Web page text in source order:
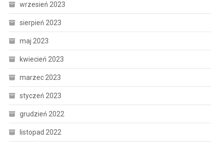
wrzesień 2023
sierpień 2023
maj 2023
kwiecień 2023
marzec 2023
styczeń 2023
grudzień 2022
listopad 2022